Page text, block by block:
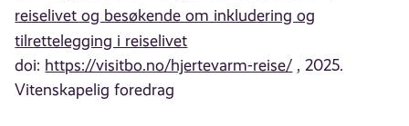
reiselivet og besøkende om inkludering og
tilrettelegging i reiselivet
doi: https://visitbo.no/hjertevarm-reise/ , 2025.
Vitenskapelig foredrag